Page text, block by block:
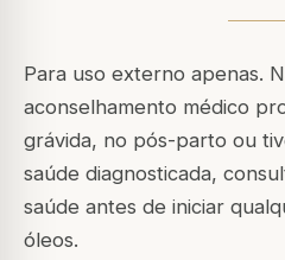
Para uso externo apenas.
aconselhamento médico
grávida, no pós-parto ou
saúde diagnosticada,
saúde antes de iniciar
óleos.